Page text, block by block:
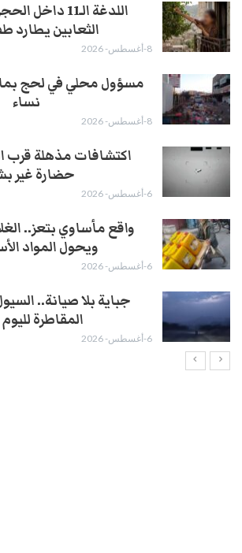
اللدغة الـ11
الثعابين يطارد
8-أغسطس- 2026
مسؤول محلي في لحج
نساء
8-أغسطس- 2026
اكتشافات مذهلة قرب
حضارة غير
6-أغسطس- 2026
واقع مأساوي بتعز..
ويحول المواد
6-أغسطس- 2026
جباية بلا صيانة..
المقاطرة لليوم
6-أغسطس- 2026